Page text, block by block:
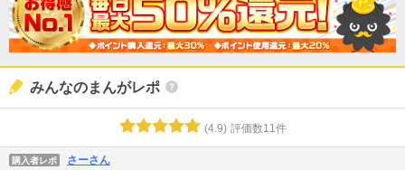
みんなのまんがレポ
(4.9) 評価数11件
購入者レポ さーさん